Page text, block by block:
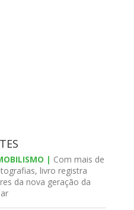
| Com mais de
livro registra
da nova geração da